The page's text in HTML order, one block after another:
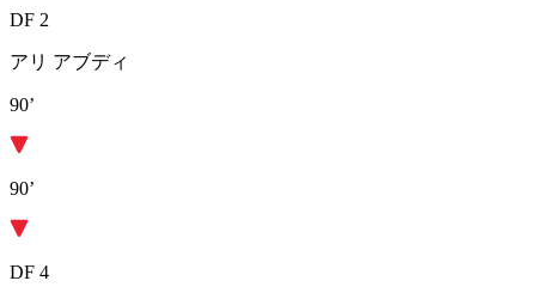
DF 2
アリ アブディ
90’
90’
DF 4